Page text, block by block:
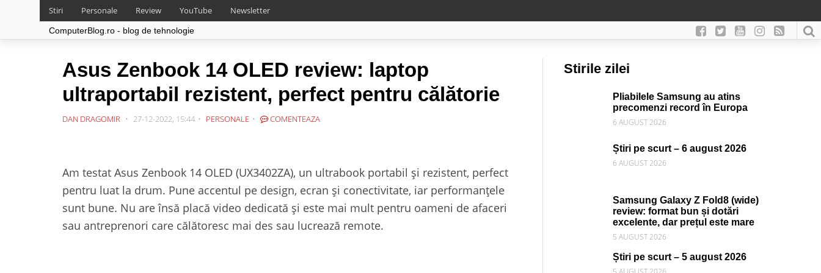
Stiri Personale Review YouTube Newsletter
ComputerBlog.ro - blog de tehnologie
Asus Zenbook 14 OLED review: laptop
ultraportabil rezistent, perfect pentru călătorie
DAN DRAGOMIR 27-12-2022, 15:44 PERSONALE COMENTEAZA
Am testat Asus Zenbook 14 OLED (UX3402ZA), un ultrabook portabil și rezistent, perfect
pentru luat la drum. Pune accentul pe design, ecran și conectivitate, iar performanțele
sunt bune. Nu are însă placă video dedicată și este mai mult pentru oameni de afaceri
sau antreprenori care călătoresc mai des sau lucrează remote.
Stirile zilei
Pliabilele Samsung au atins
precomenzi record în Europa
6 AUGUST 2026
Știri pe scurt – 6 august 2026
6 AUGUST 2026
Samsung Galaxy Z Fold8 (wide)
review: format bun și dotări
excelente, dar prețul este mare
5 AUGUST 2026
Știri pe scurt – 5 august 2026